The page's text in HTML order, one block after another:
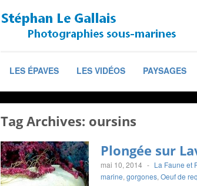
LES ÉPAVES LES VIDÉOS PAYSAGES
Tag Archives: oursins
Plongée sur
mai 10, 2014 - La Faune et
marine, gorgones, Oeuf de